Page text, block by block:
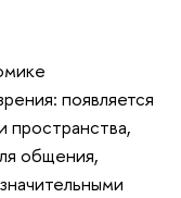
появляется
пространства,
общения,